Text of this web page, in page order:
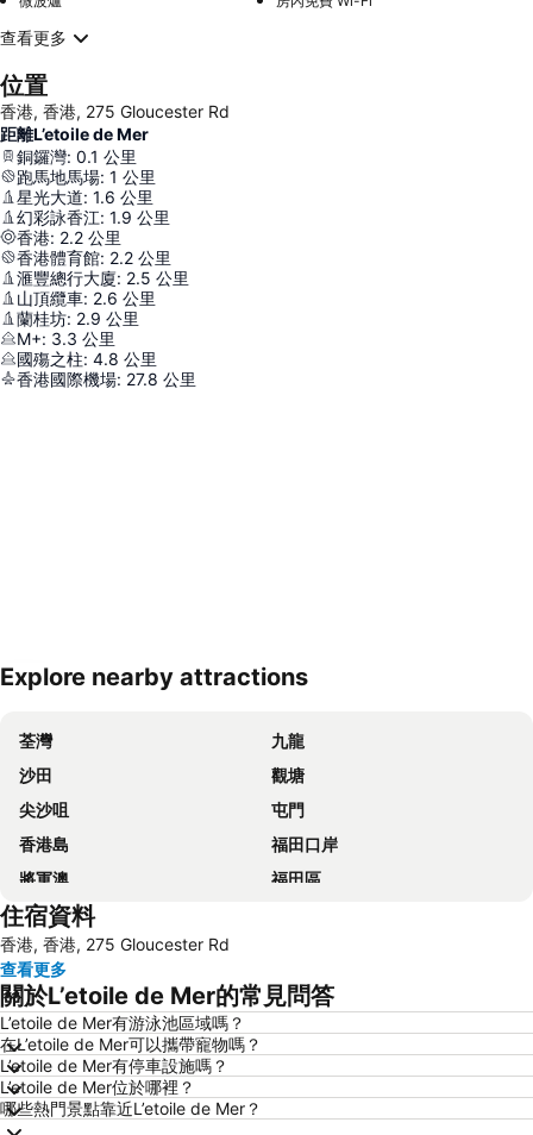
查看更多
位置
香港, 香港, 275 Gloucester Rd
距離L’etoile de Mer
銅鑼灣: 0.1 公里
跑馬地馬場: 1 公里
星光大道: 1.6 公里
幻彩詠香江: 1.9 公里
香港: 2.2 公里
香港體育館: 2.2 公里
滙豐總行大廈: 2.5 公里
山頂纜車: 2.6 公里
蘭桂坊: 2.9 公里
M+: 3.3 公里
國殤之柱: 4.8 公里
香港國際機場: 27.8 公里
展開地圖
Explore nearby attractions
荃灣
九龍
沙田
觀塘
尖沙咀
屯門
香港島
福田口岸
將軍澳
福田區
Mong Kok Metro Station
南山區
元朗
紅磡
天水圍
Wan Chai Metro Station
海洋公園
深水埗區
黃金海岸
新界
羅湖口岸
住宿資料
香港, 香港, 275 Gloucester Rd
查看更多
關於L’etoile de Mer的常見問答
L’etoile de Mer有游泳池區域嗎？
在L’etoile de Mer可以攜帶寵物嗎？
L’etoile de Mer有停車設施嗎？
L’etoile de Mer位於哪裡？
哪些熱門景點靠近L’etoile de Mer？